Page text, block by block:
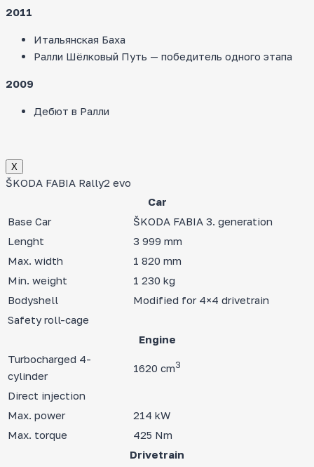
2011
Итальянская Баха
Ралли Шёлковый Путь — победитель одного этапа
2009
Дебют в Ралли
Х
ŠKODA FABIA Rally2 evo
Car
Base Car
ŠKODA FABIA 3. generation
Lenght
3 999 mm
Max. width
1 820 mm
Min. weight
1 230 kg
Bodyshell
Modified for 4×4 drivetrain
Safety roll-cage
Engine
Turbocharged 4-
cylinder
1620 cm3
Direct injection
Max. power
214 kW
Max. torque
425 Nm
Drivetrain